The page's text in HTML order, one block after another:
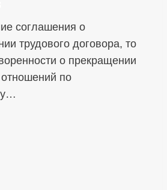
соглашения о
трудового договора, то
о прекращении
по